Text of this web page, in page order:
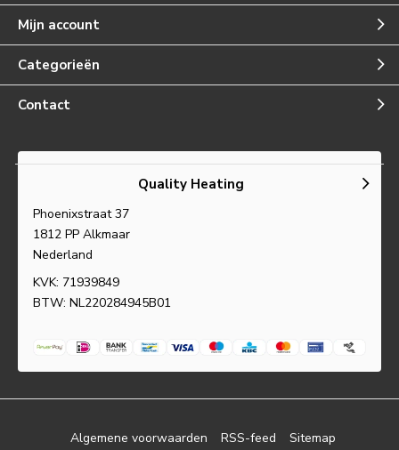
Mijn account
Categorieën
Contact
Quality Heating
Phoenixstraat 37
1812 PP Alkmaar
Nederland
KVK: 71939849
BTW: NL220284945B01
Algemene voorwaarden RSS-feed Sitemap